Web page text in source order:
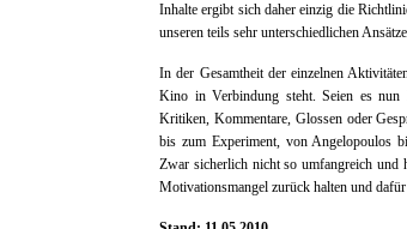
Inhalte ergibt sich daher einzig die
unseren teils sehr unterschiedlichen
In der Gesamtheit der einzelnen
Kino in Verbindung steht. Seien es nun
Kritiken, Kommentare, Glossen oder
bis zum Experiment, von Angelopoulos
Zwar sicherlich nicht so umfangreich und
Motivationsmangel zurück halten und